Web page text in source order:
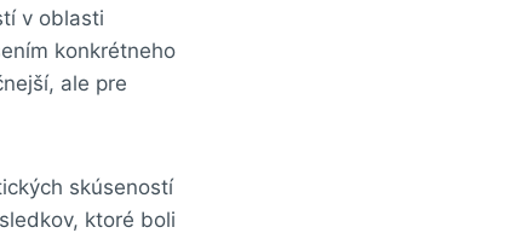
v oblasti
konkrétneho
ale pre
skúseností
ktoré boli